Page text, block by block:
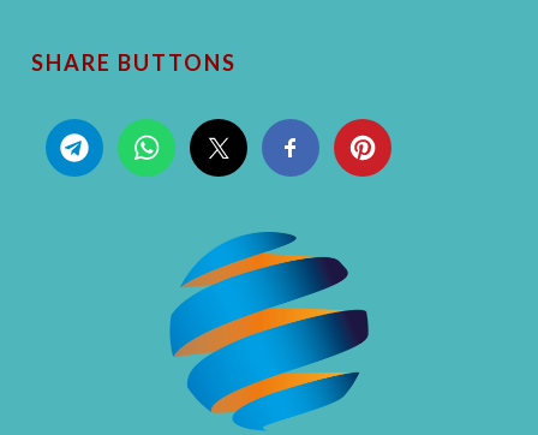
SHARE BUTTONS